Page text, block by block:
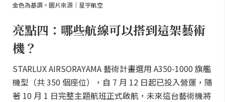
金色為基調。圖片來源｜星宇航空
亮點四：哪些航線可以搭到這架藝術
機？
STARLUX AIRSORAYAMA 藝術計畫選用 A350-1000 旗艦
機型（共 350 個座位），自 7 月 12 日起已投入營運，隨
著 10 月 1 日完整主題航班正式啟航，未來這台藝術機將